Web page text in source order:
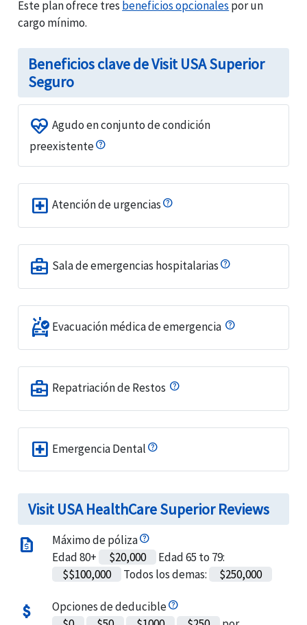
Este plan ofrece tres beneficios opcionales por un
cargo mínimo.
Beneficios clave de Visit USA Superior
Seguro
ecg_heart Agudo en conjunto de condición
preexistente
local_hospital Atención de urgencias
business_center Sala de emergencias hospitalarias
ambulance Evacuación médica de emergencia
business_center Repatriación de Restos
local_hospital Emergencia Dental
Visit USA HealthCare Superior Reviews
request_quote
Máximo de póliza
Edad 80+
$20,000
Edad 65 to 79:
$$100,000
Todos los demas: $250,000
attach_money
Opciones de deducible